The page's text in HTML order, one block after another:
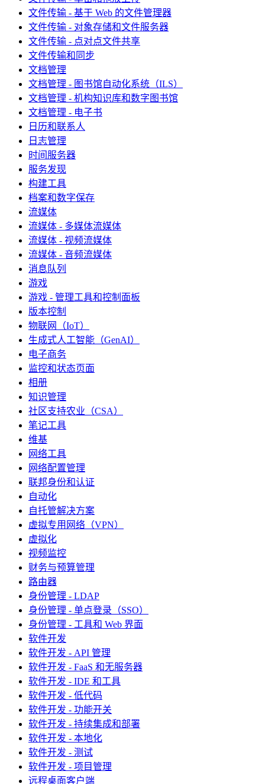
文件传输 - 基于 Web 的文件管理器
文件传输 - 对象存储和文件服务器
文件传输 - 点对点文件共享
文件传输和同步
文档管理
文档管理 - 图书馆自动化系统（ILS）
文档管理 - 机构知识库和数字图书馆
文档管理 - 电子书
日历和联系人
日志管理
时间服务器
服务发现
构建工具
档案和数字保存
流媒体
流媒体 - 多媒体流媒体
流媒体 - 视频流媒体
流媒体 - 音频流媒体
消息队列
游戏
游戏 - 管理工具和控制面板
版本控制
物联网（IoT）
生成式人工智能（GenAI）
电子商务
监控和状态页面
相册
知识管理
社区支持农业（CSA）
笔记工具
维基
网络工具
网络配置管理
联邦身份和认证
自动化
自托管解决方案
虚拟专用网络（VPN）
虚拟化
视频监控
财务与预算管理
路由器
身份管理 - LDAP
身份管理 - 单点登录（SSO）
身份管理 - 工具和 Web 界面
软件开发
软件开发 - API 管理
软件开发 - FaaS 和无服务器
软件开发 - IDE 和工具
软件开发 - 低代码
软件开发 - 功能开关
软件开发 - 持续集成和部署
软件开发 - 本地化
软件开发 - 测试
软件开发 - 项目管理
远程桌面客户端